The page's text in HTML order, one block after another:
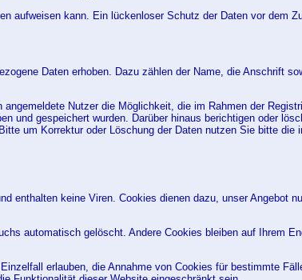
aufweisen kann. Ein lückenloser Schutz der Daten vor dem
Daten erhoben. Dazu zählen der Name, die Anschrift
Nutzer die Möglichkeit, die im Rahmen der
und gespeichert wurden. Darüber hinaus berichtigen oder
um Korrektur oder Löschung der Daten nutzen Sie bitte die
enthalten keine Viren. Cookies dienen dazu, unser Angebot
automatisch gelöscht. Andere Cookies bleiben auf Ihrem
erlauben, die Annahme von Cookies für bestimmte